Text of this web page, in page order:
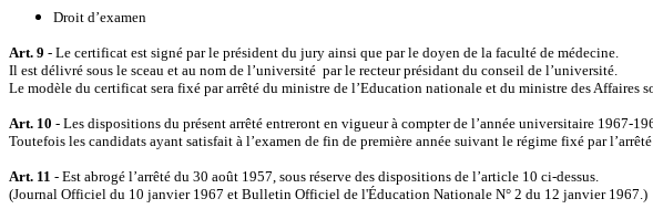
Droit d’examen
Art. 9 - Le certificat est signé par le président du jury ainsi que par le doyen de la faculté de médecine.
Il est délivré sous le sceau et au nom de l’université par le recteur présidant du conseil de l’université.
Le modèle du certificat sera fixé par arrêté du ministre de l’Education nationale et du ministre des Affaires
Art. 10 - Les dispositions du présent arrêté entreront en vigueur à compter de l’année universitaire 1967-
Toutefois les candidats ayant satisfait à l’examen de fin de première année suivant le régime fixé par
Art. 11 - Est abrogé l’arrêté du 30 août 1957, sous réserve des dispositions de l’article 10 ci-dessus.
(Journal Officiel du 10 janvier 1967 et Bulletin Officiel de l'Éducation Nationale N° 2 du 12 janvier 1967.)